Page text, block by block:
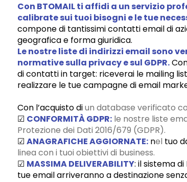
Con BTOMAIL ti affidi a un servizio
calibrate sui tuoi bisogni e le tue
compone di tantissimi contatti email di
geografica e forma giuridica.
Le nostreliste di indirizzi email sono
normative sulla privacye sul GDPR.
di contatti in target: riceverai le mailing
realizzare le tue campagne di email
Con l’acquisto diun database verificato
☑ CONFORMITÀ GDPR: le nostre liste
Protezione dei Dati 2016/679 (GDPR).
☑ANAGRAFICHE AGGIORNATE: nel tuo
linea con i tuoi obiettivi di business.
☑ MASSIMA DELIVERABILITY: il sistema di
tue email arriveranno a destinazione